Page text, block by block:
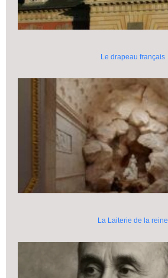
Le drapeau français
La Laiterie de la reine